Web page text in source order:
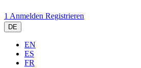
1 Anmelden Registrieren
DE
EN
ES
FR